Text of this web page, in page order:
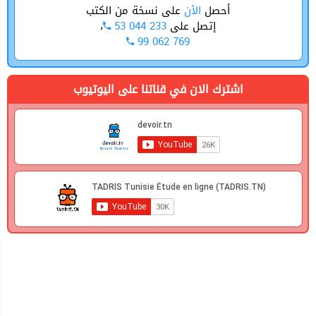
أحصل الأن على نسخة من الكتب
إتصل على 53 044 233 ،
99 062 769
اشترك الان في قناتنا على اليوتيوب